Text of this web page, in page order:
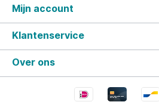
Mijn account
Klantenservice
Over ons